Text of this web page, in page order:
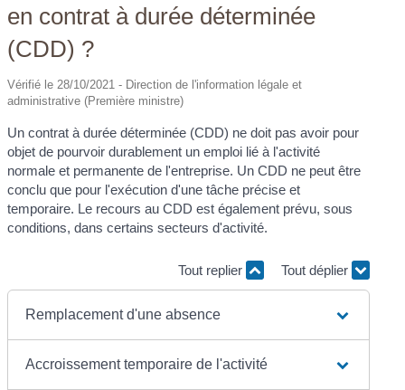
en contrat à durée déterminée
(CDD) ?
Vérifié le 28/10/2021 - Direction de l'information légale et
administrative (Première ministre)
Un contrat à durée déterminée (CDD) ne doit pas avoir pour
objet de pourvoir durablement un emploi lié à l'activité
normale et permanente de l'entreprise. Un CDD ne peut être
conclu que pour l'exécution d'une tâche précise et
temporaire. Le recours au CDD est également prévu, sous
conditions, dans certains secteurs d'activité.
Tout replier Tout déplier
Remplacement d'une absence
Accroissement temporaire de l'activité